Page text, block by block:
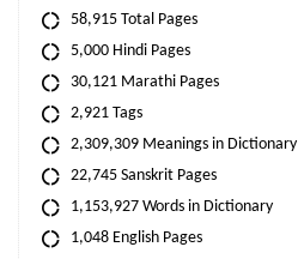
58,915 Total Pages
5,000 Hindi Pages
30,121 Marathi Pages
2,921 Tags
2,309,309 Meanings in Dictionary
22,745 Sanskrit Pages
1,153,927 Words in Dictionary
1,048 English Pages